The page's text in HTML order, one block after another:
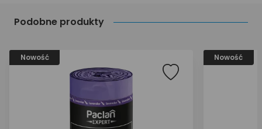
Podobne produkty
Nowość Nowość